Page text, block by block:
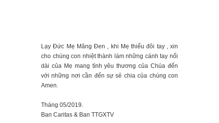
Lạy Đức Mẹ Măng Đen , khi Mẹ thiếu đôi tay , xin
cho chúng con nhiệt thành làm những cánh tay nối
dài của Mẹ mang tình yêu thương của Chúa đến
với những nơi cần đến sự sẻ chia của chúng con
Amen.
Tháng 05/2019.
Ban Caritas & Ban TTGXTV